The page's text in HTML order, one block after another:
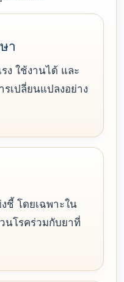
า
ง ใช้งานได้ และ
เปลี่ยนแปลงอย่าง
ชี้ โดยเฉพาะใน
นโรคร่วมกับยาที่